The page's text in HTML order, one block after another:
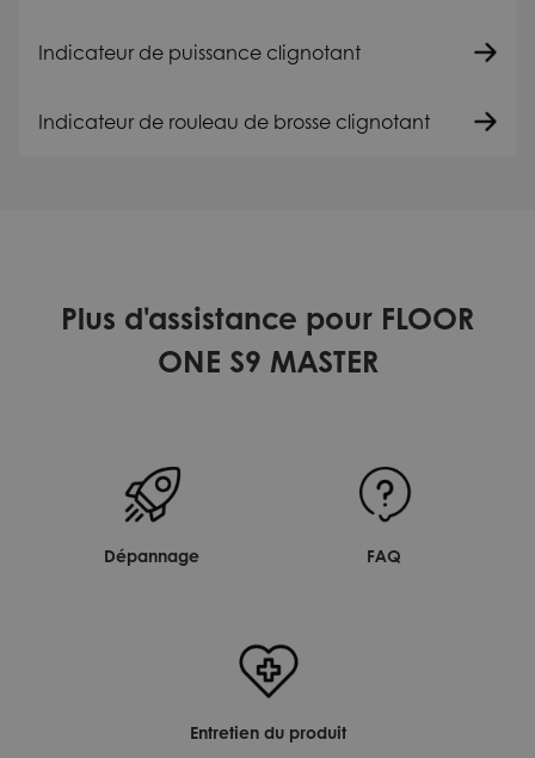
Indicateur de puissance clignotant
Indicateur de rouleau de brosse clignotant
Plus d'assistance pour FLOOR
ONE S9 MASTER
Dépannage FAQ
Entretien du produit